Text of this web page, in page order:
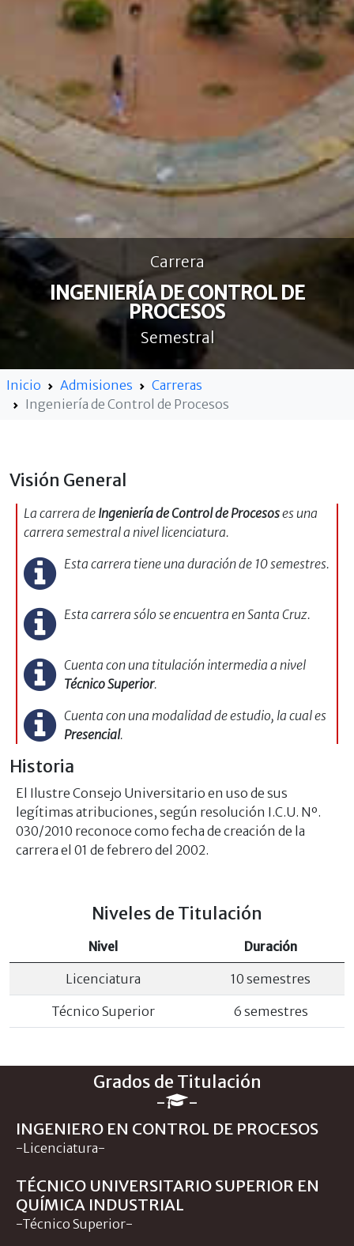
Carrera
INGENIERÍA DE CONTROL DE
PROCESOS
Semestral
Inicio Admisiones
Carreras
Ingeniería de Control de Procesos
Visión General
La carrera de Ingeniería de Control de Procesoses una
carrera semestral a nivel licenciatura.
Esta carrera tiene una duración de 10 semestres.
Esta carrera sólo se encuentra en Santa Cruz.
Cuenta con una titulación intermedia a nivel
Técnico Superior.
Cuenta con una modalidad de estudio, la cual es
Presencial.
Historia
El Ilustre Consejo Universitario en uso de sus
legítimas atribuciones, según resolución I.C.U. Nº.
030/2010 reconoce como fecha de creación de la
carrera el 01 de febrero del 2002.
Niveles de Titulación
Nivel Duración
Licenciatura 10 semestres
Técnico Superior 6 semestres
Grados de Titulación
-
-
INGENIERO EN CONTROL DE PROCESOS
-Licenciatura-
TÉCNICO UNIVERSITARIO SUPERIOR EN
QUÍMICA INDUSTRIAL
-Técnico Superior-